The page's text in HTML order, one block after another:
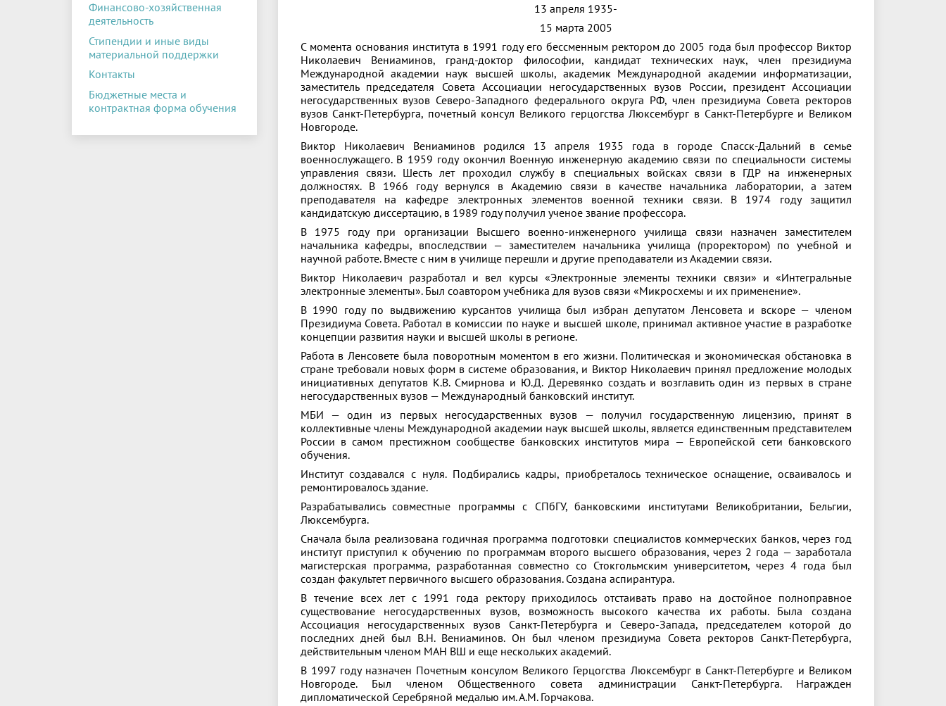
Финансово-хозяйственная
деятельность
Стипендии и иные виды
материальной поддержки
Контакты
Бюджетные места и
контрактная форма обучения
13 апреля 1935-
15 марта 2005
С момента основания института в 1991 году его бессменным ректором до 2005 года был профессор Виктор
Николаевич Вениаминов, гранд-доктор философии, кандидат технических наук, член президиума
Международной академии наук высшей школы, академик Международной академии информатизации,
заместитель председателя Совета Ассоциации негосударственных вузов России, президент Ассоциации
негосударственных вузов Северо-Западного федерального округа РФ, член президиума Совета ректоров
вузов Санкт-Петербурга, почетный консул Великого герцогства Люксембург в Санкт-Петербурге и Великом
Новгороде.
Виктор Николаевич Вениаминов родился 13 апреля 1935 года в городе Спасск-Дальний в семье
военнослужащего. В 1959 году окончил Военную инженерную академию связи по специальности системы
управления связи. Шесть лет проходил службу в специальных войсках связи в ГДР на инженерных
должностях. В 1966 году вернулся в Академию связи в качестве начальника лаборатории, а затем
преподавателя на кафедре электронных элементов военной техники связи. В 1974 году защитил
кандидатскую диссертацию, в 1989 году получил ученое звание профессора.
В 1975 году при организации Высшего военно-инженерного училища связи назначен заместителем
начальника кафедры, впоследствии — заместителем начальника училища (проректором) по учебной и
научной работе. Вместе с ним в училище перешли и другие преподаватели из Академии связи.
Виктор Николаевич разработал и вел курсы «Электронные элементы техники связи» и «Интегральные
электронные элементы». Был соавтором учебника для вузов связи «Микросхемы и их применение».
В 1990 году по выдвижению курсантов училища был избран депутатом Ленсовета и вскоре — членом
Президиума Совета. Работал в комиссии по науке и высшей школе, принимал активное участие в разработке
концепции развития науки и высшей школы в регионе.
Работа в Ленсовете была поворотным моментом в его жизни. Политическая и экономическая обстановка в
стране требовали новых форм в системе образования, и Виктор Николаевич принял предложение молодых
инициативных депутатов К.В. Смирнова и Ю.Д. Деревянко создать и возглавить один из первых в стране
негосударственных вузов — Международный банковский институт.
МБИ — один из первых негосударственных вузов — получил государственную лицензию, принят в
коллективные члены Международной академии наук высшей школы, является единственным представителем
России в самом престижном сообществе банковских институтов мира — Европейской сети банковского
обучения.
Институт создавался с нуля. Подбирались кадры, приобреталось техническое оснащение, осваивалось и
ремонтировалось здание.
Разрабатывались совместные программы с СПбГУ, банковскими институтами Великобритании, Бельгии,
Люксембурга.
Сначала была реализована годичная программа подготовки специалистов коммерческих банков, через год
институт приступил к обучению по программам второго высшего образования, через 2 года — заработала
магистерская программа, разработанная совместно со Стокгольмским университетом, через 4 года был
создан факультет первичного высшего образования. Создана аспирантура.
В течение всех лет с 1991 года ректору приходилось отстаивать право на достойное полноправное
существование негосударственных вузов, возможность высокого качества их работы. Была создана
Ассоциация негосударственных вузов Санкт-Петербурга и Северо-Запада, председателем которой до
последних дней был В.Н. Вениаминов. Он был членом президиума Совета ректоров Санкт-Петербурга,
действительным членом МАН ВШ и еще нескольких академий.
В 1997 году назначен Почетным консулом Великого Герцогства Люксембург в Санкт-Петербурге и Великом
Новгороде. Был членом Общественного совета администрации Санкт-Петербурга. Награжден
дипломатической Серебряной медалью им. А.М. Горчакова.